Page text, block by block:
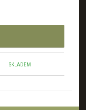
SKLADEM